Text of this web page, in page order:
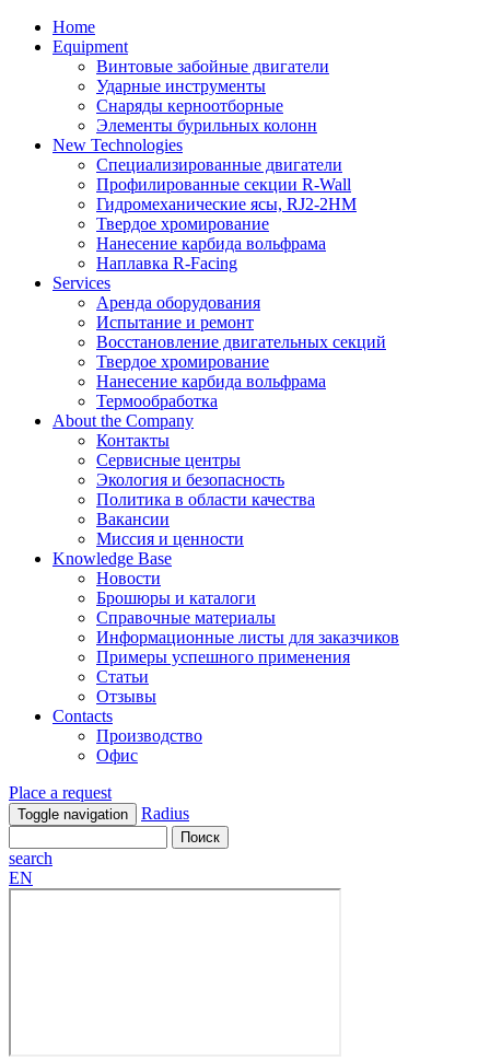
Home
Equipment
Винтовые забойные двигатели
Ударные инструменты
Снаряды керноотборные
Элементы бурильных колонн
New Technologies
Специализированные двигатели
Профилированные секции R-Wall
Гидромеханические ясы, RJ2-2HM
Твердое хромирование
Нанесение карбида вольфрама
Наплавка R-Facing
Services
Аренда оборудования
Испытание и ремонт
Восстановление двигательных секций
Твердое хромирование
Нанесение карбида вольфрама
Термообработка
About the Company
Контакты
Сервисные центры
Экология и безопасность
Политика в области качества
Вакансии
Миссия и ценности
Knowledge Base
Новости
Брошюры и каталоги
Справочные материалы
Информационные листы для заказчиков
Примеры успешного применения
Статьи
Отзывы
Contacts
Производство
Офис
Place a request
Toggle navigation Radius
search
EN